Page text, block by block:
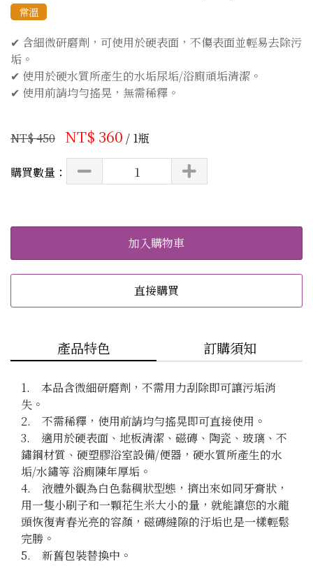
常溫
✔ 含細微研磨劑，可使用於硬表面，不傷表面並輕易去除污
垢。
✔ 使用於硬水質所產生的水垢尿垢/浴廁頑垢清潔。
✔ 使用前請均勻搖晃，無需稀釋。
NT$ 450 NT$ 360 / 1瓶
購買數量：
加入購物車
直接購買
產品特色 訂購須知
1.　本品含微細研磨劑，不需用力刮除即可讓污垢消
失。
2.　不需稀釋，使用前請均勻搖晃即可直接使用。
3.　適用於硬表面、地板清潔、磁磚、陶瓷、玻璃、不
鏽鋼材質、硬塑膠浴室設備/便器，硬水質所產生的水
垢/水鏽等 浴廁陳年厚垢。
4.　液體外觀為白色黏稠狀型態，擠出來如同牙膏狀，
用一隻小刷子和一顆花生米大小的量，就能讓您的水龍
頭恢復青春光亮的容顏，磁磚縫隙的汙垢也是一樣輕鬆
完勝。
5.　新舊包裝替換中。